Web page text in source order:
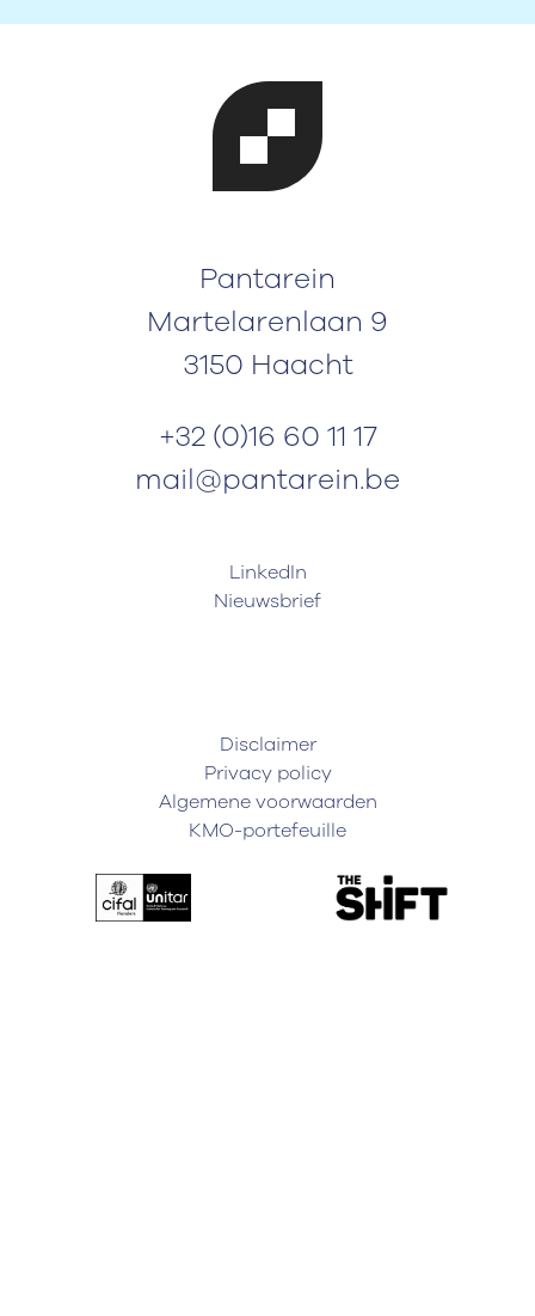
LinkedIn
Nieuwsbrief
Pantarein
Martelarenlaan 9
3150 Haacht
+32 (0)16 60 11 17
mail@pantarein.be
Disclaimer
Privacy policy
Algemene voorwaarden
KMO-portefeuille